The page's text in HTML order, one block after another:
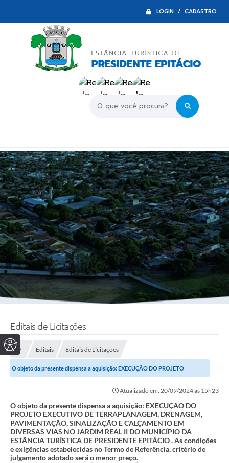
LOGIN / CADASTRO
Editais de Licitações
Editais Editais de Licitações
O objeto da presente dispensa a aquisição: EXECUÇÃO DO PROJETO
EXECUTIVO DE TERRAPLANAGEM, DRENAGEM,...
Atualizado em: 20/09/2024 às 15h23
O objeto da presente dispensa a aquisição: EXECUÇÃO DO
PROJETO EXECUTIVO DE TERRAPLANAGEM, DRENAGEM,
PAVIMENTAÇÃO, SINALIZAÇÃO E CALÇAMENTO EM
DIVERSAS VIAS NO JARDIM REAL II DO MUNICÍPIO DA
ESTÂNCIA TURÍSTICA DE PRESIDENTE EPITÁCIO . As condições
e exigências estabelecidas no Termo de Referência, critério de
julgamento adotado será o menor preço.